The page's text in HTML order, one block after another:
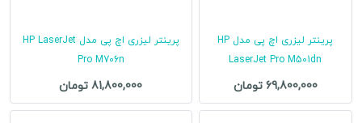
پرینتر لیزری اچ پی مدل HP
LaserJet Pro M501dn
69,800,000 تومان
پرینتر لیزری اچ پی مدل HP LaserJet
Pro M706n
81,800,000 تومان